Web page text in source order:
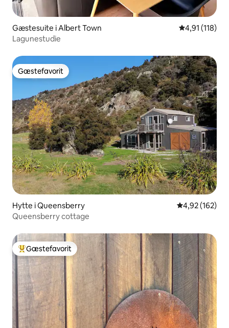
Gæstesuite i Albert Town 4,91 ud af 5 i
4,91 (118)
Lagunestudie
Gæstefavorit
Gæstefavorit
Hytte i Queensberry 4,92 ud af 5 i
4,92 (162)
Queensberry cottage
Bedste gæstefavorit
Gæstefavorit